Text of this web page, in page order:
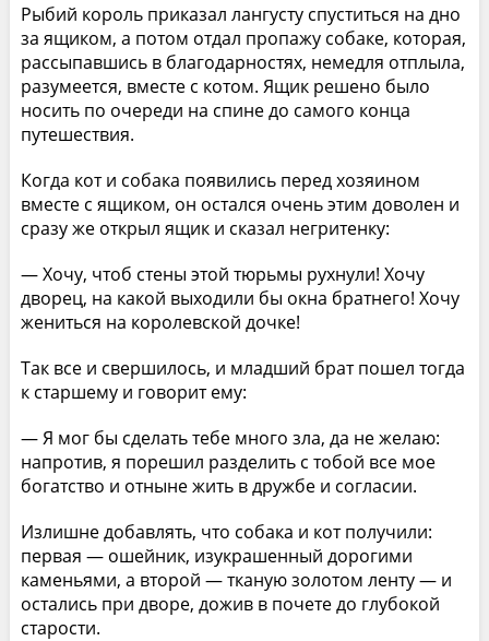
Рыбий король приказал лангусту спуститься на дно
за ящиком, а потом отдал пропажу собаке, которая,
рассыпавшись в благодарностях, немедля отплыла,
разумеется, вместе с котом. Ящик решено было
носить по очереди на спине до самого конца
путешествия.
Когда кот и собака появились перед хозяином
вместе с ящиком, он остался очень этим доволен и
сразу же открыл ящик и сказал негритенку:
— Хочу, чтоб стены этой тюрьмы рухнули! Хочу
дворец, на какой выходили бы окна братнего! Хочу
жениться на королевской дочке!
Так все и свершилось, и младший брат пошел тогда
к старшему и говорит ему:
— Я мог бы сделать тебе много зла, да не желаю:
напротив, я порешил разделить с тобой все мое
богатство и отныне жить в дружбе и согласии.
Излишне добавлять, что собака и кот получили:
первая — ошейник, изукрашенный дорогими
каменьями, а второй — тканую золотом ленту — и
остались при дворе, дожив в почете до глубокой
старости.